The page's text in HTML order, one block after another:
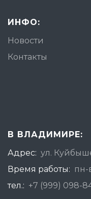
ИНФО:
Новости
Контакты
В ВЛАДИМИРЕ:
Адрес: ул.
Время работы: пн-
тел.: +7 (999) 098-